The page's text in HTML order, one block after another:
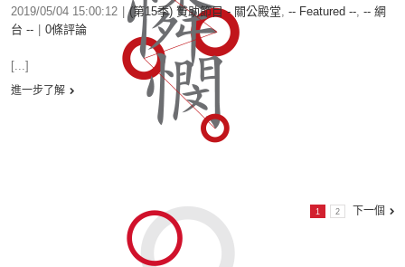
2019/05/04 15:00:12 (第15季) 贊助節目 - 關公殿堂, -- Featured --, -- 網
台 --
0條評論
[...]
進一步了解
1 2 下一個